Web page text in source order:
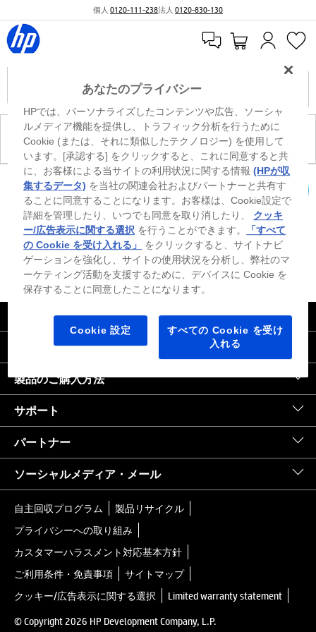
個人 0120-111-238法人 0120-830-130
現在、このカテゴリには商品がありません。
カートを確認
※ Windowsのすべてのエディションまたはバージョンで、すべての機能を使用でき
るわけではありません。Windowsの機能を最大限に活用するには、システムのハ
ードウェア、ドライバー、ソフトウェアのアップグレードおよび/または別途購
入、あるいはBIOSのアップデートが必要になる場合があります。Windowsは自動
的にアップデートされ、有効になります。高速インターネットとMicrosoftアカウ
ントが必要になります。ISPの料金が適用され、今後アップデートの際に要件が追
加される場合があります。http://www.windows.com 外部リンクアイコンをご覧く
ださい。
｜United States HP.com
会社情報
製品のご購入方法
サポート
パートナー
ソーシャルメディア・メール
自主回収プログラム
製品リサイクル
プライバシーへの取り組み
カスタマーハラスメント対応基本方針
ご利用条件・免責事項
サイトマップ
クッキー/広告表示に関する選択
Limited warranty statement
© Copyright 2026 HP Development Company, L.P.
あなたのプライバシー
HPでは、パーソナライズしたコンテンツや広告、ソーシャ
ルメディア機能を提供し、トラフィック分析を行うために
Cookie (または、それに類似したテクノロジー) を使用して
います。[承認する] をクリックすると、これに同意すると共
に、お客様による当サイトの利用状況に関する情報(HPが収
集するデータ) を当社の関連会社およびパートナーと共有す
ることに同意することになります。お客様は、Cookie設定で
詳細を管理したり、いつでも同意を取り消したり、 クッキ
ー/広告表示に関する選択 を行うことができます。
「すべて
の Cookie を受け入れる」
をクリックすると、サイトナビ
ゲーションを強化し、サイトの使用状況を分析し、弊社のマ
ーケティング活動を支援するために、デバイスに Cookie を
保存することに同意したことになります。
Cookie 設定
すべての Cookie を受け
入れる